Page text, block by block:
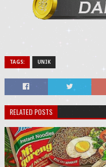
TAGS: UNIK
RELATED POSTS